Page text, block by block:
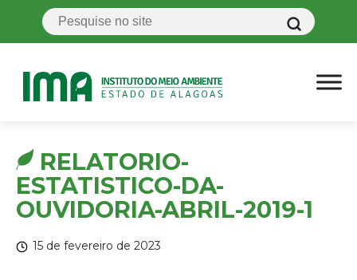
RELATORIO-
ESTATISTICO-DA-
OUVIDORIA-ABRIL-2019-1
15 de fevereiro de 2023